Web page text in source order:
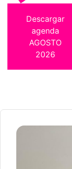
Descargar
agenda
AGOSTO
2026